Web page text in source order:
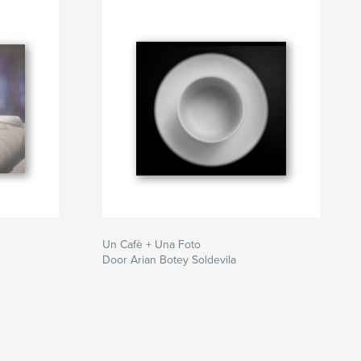
Un Cafè + Una Foto
Door Arian Botey Soldevila